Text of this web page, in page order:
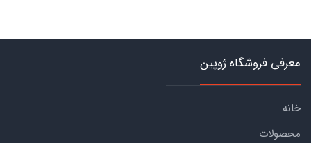
معرفی فروشگاه ژوپین
خانه
محصولات